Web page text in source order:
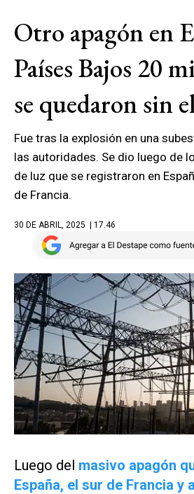
Otro apagón en
Países Bajos 20
se quedaron sin
Fue tras la explosión en una
las autoridades. Se dio luego de
de luz que se registraron en
de Francia.
30 DE ABRIL, 2025 | 17.46
Luego del masivo apagón
España, el sur de Francia y